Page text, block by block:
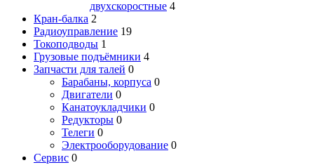
двухскоростные 4
Кран-балка 2
Радиоуправление 19
Токоподводы 1
Грузовые подъёмники 4
Запчасти для талей 0
Барабаны, корпуса 0
Двигатели 0
Канатоукладчики 0
Редукторы 0
Телеги 0
Электрооборудование 0
Сервис 0